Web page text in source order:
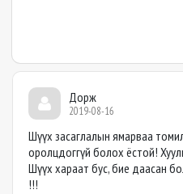
Дорж
2019-08-16
Шүүх засаглалын ямарваа
оролцдоггүй болох ёстой!
Шүүх хараат бус, бие даасан
!!!